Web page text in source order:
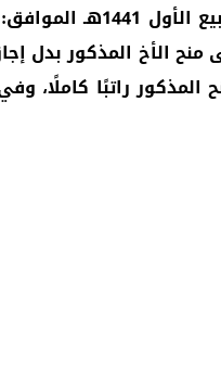
منح الأخ المذكور
راتبًا كاملًا،